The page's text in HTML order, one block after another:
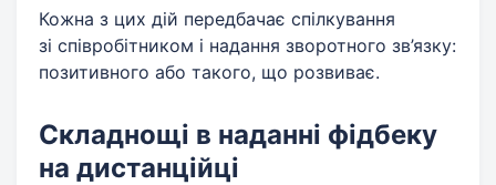
Кожна з цих дій передбачає спілкування
зі співробітником і надання зворотного зв’язку:
позитивного або такого, що розвиває.
Складнощі в наданні фідбеку
на дистанційці